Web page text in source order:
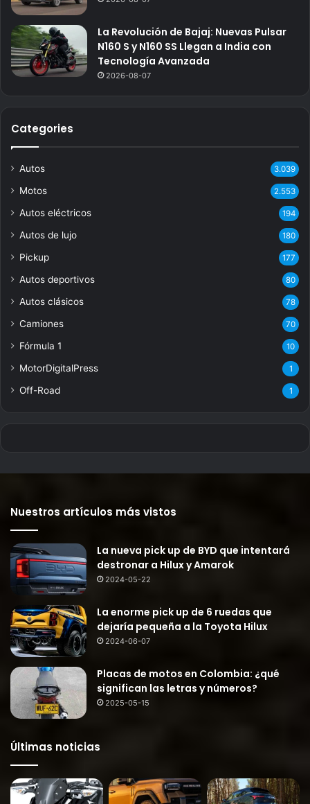
La Revolución de Bajaj: Nuevas Pulsar
N160 S y N160 SS Llegan a India con
Tecnología Avanzada
2026-08-07
Categories
Autos 3.039
Motos 2.553
Autos eléctricos 194
Autos de lujo 180
Pickup 177
Autos deportivos 80
Autos clásicos 78
Camiones 70
Fórmula 1 10
MotorDigitalPress 1
Off-Road 1
Nuestros artículos más vistos
La nueva pick up de BYD que intentará
destronar a Hilux y Amarok
2024-05-22
La enorme pick up de 6 ruedas que
dejaría pequeña a la Toyota Hilux
2024-06-07
Placas de motos en Colombia: ¿qué
significan las letras y números?
2025-05-15
Últimas noticias